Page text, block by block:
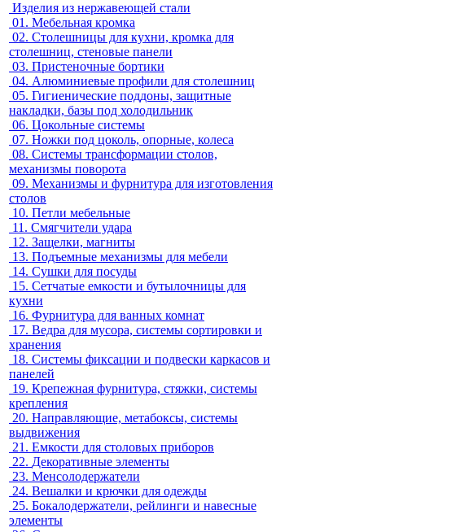
Изделия из нержавеющей стали
01. Мебельная кромка
02. Столешницы для кухни, кромка для
столешниц, стеновые панели
03. Пристеночные бортики
04. Алюминиевые профили для столешниц
05. Гигиенические поддоны, защитные
накладки, базы под холодильник
06. Цокольные системы
07. Ножки под цоколь, опорные, колеса
08. Системы трансформации столов,
механизмы поворота
09. Механизмы и фурнитура для изготовления
столов
10. Петли мебельные
11. Смягчители удара
12. Защелки, магниты
13. Подъемные механизмы для мебели
14. Сушки для посуды
15. Сетчатые емкости и бутылочницы для
кухни
16. Фурнитура для ванных комнат
17. Ведра для мусора, системы сортировки и
хранения
18. Системы фиксации и подвески каркасов и
панелей
19. Крепежная фурнитура, стяжки, системы
крепления
20. Направляющие, метабоксы, системы
выдвижения
21. Емкости для столовых приборов
22. Декоративные элементы
23. Менсолодержатели
24. Вешалки и крючки для одежды
25. Бокалодержатели, рейлинги и навесные
элементы